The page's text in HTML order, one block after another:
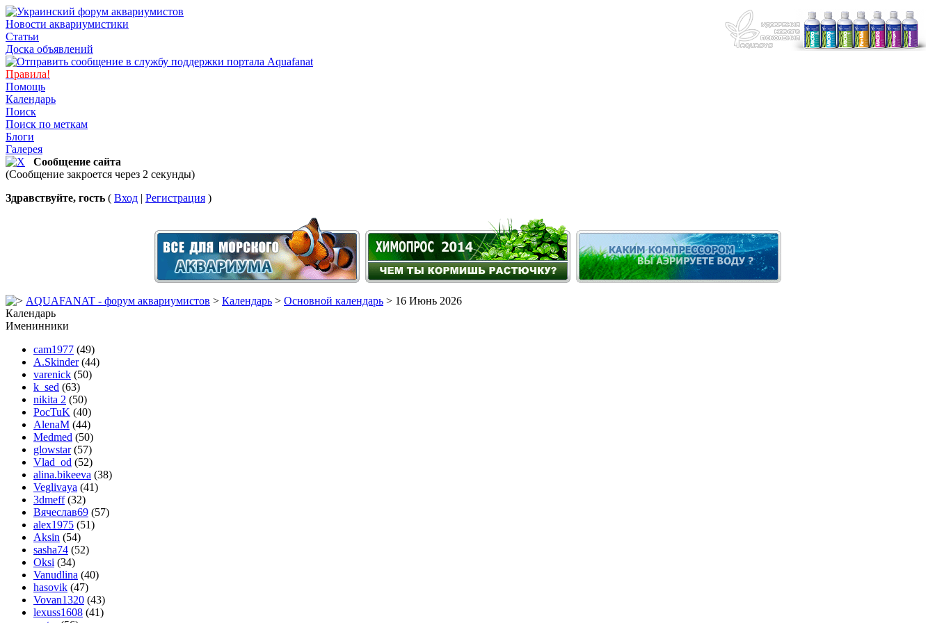
Новости аквариумистики
Статьи
Доска объявлений
Правила!
Помощь
Календарь
Поиск
Поиск по меткам
Блоги
Галерея
Сообщение сайта
(Сообщение закроется через 2 секунды)
Здравствуйте, гость ( Вход | Регистрация )
AQUAFANAT - форум аквариумистов > Календарь > Основной календарь > 16 Июнь 2026
Календарь
Именинники
cam1977 (49)
A.Skinder(44)
varenick (50)
k_sed (63)
nikita 2 (50)
PocTuK (40)
AlenaM (44)
Medmed (50)
glowstar(57)
Vlad_od (52)
alina.bikeeva (38)
Veglivaya (41)
3dmeff(32)
Вячеслав69 (57)
alex1975 (51)
Aksin (54)
sasha74 (52)
Oksi (34)
Vanudlina (40)
hasovik (47)
Vovan1320 (43)
lexuss1608 (41)